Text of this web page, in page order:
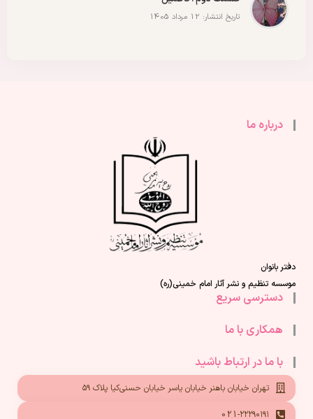
تاریخ انتشار: 12 مرداد 1405
درباره ما
دفتر بانوان
موسسه تنظیم و نشر آثار امام خمینی(ره)
دسترسی سریع
همکاری با ما
با ما در ارتباط باشید
تهران خیابان باهنر خیابان یاسر خیابان حسنی‌کیا پلاک ۵۹
021-۲۲۲۹۰۱۹۱